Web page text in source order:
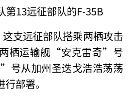
第13远征部队的F-35B
支远征部队搭乘两栖攻击
栖运输舰“安克雷奇”号
号从加州圣迭戈浩浩荡荡
部署。